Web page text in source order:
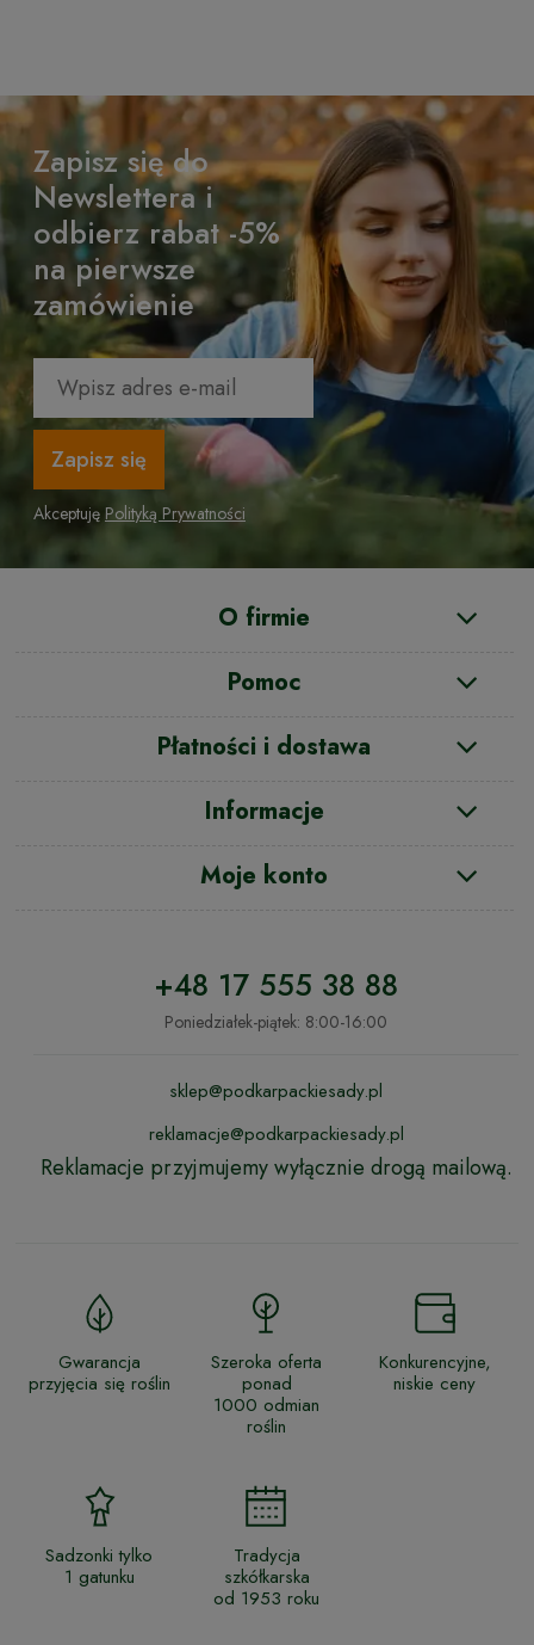
Zapisz się do
Newslettera i
odbierz rabat -5%
na pierwsze
zamówienie
Zapisz się
Akceptuję Polityką Prywatności
O firmie
Pomoc
Płatności i dostawa
Informacje
Moje konto
+48 17 555 38 88
Poniedziałek-piątek: 8:00-16:00
sklep@podkarpackiesady.pl
reklamacje@podkarpackiesady.pl
Reklamacje przyjmujemy wyłącznie drogą mailową.
Gwarancja
przyjęcia się roślin
Szeroka oferta
ponad
1000 odmian
roślin
Konkurencyjne,
niskie ceny
Sadzonki tylko
1 gatunku
Tradycja
szkółkarska
od 1953 roku